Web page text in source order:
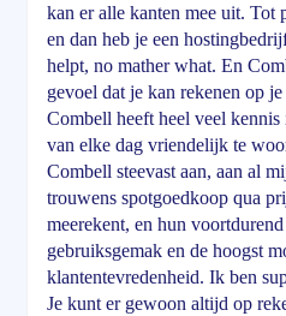
kan er alle kanten mee uit. Tot
en dan heb je een
helpt, no mather what. En
gevoel dat je kan rekenen op
Combell heeft heel veel
van elke dag vriendelijk te
Combell steevast aan, aan al
trouwens spotgoedkoop qua
meerekent, en hun
gebruiksgemak en de hoogst
klantentevredenheid. Ik ben
Je kunt er gewoon altijd op